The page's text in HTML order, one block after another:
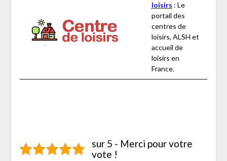
loisirs : Le
portail des
centres de
loisirs, ALSH et
accueil de
loisirs en
France.
sur 5 - Merci pour votre
vote !